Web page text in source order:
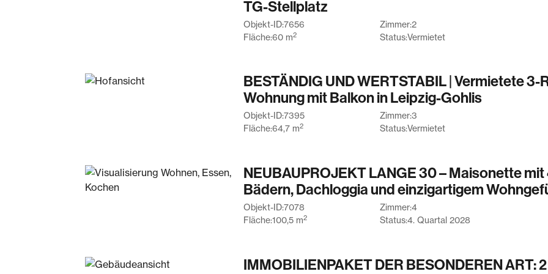
TG-Stellplatz
Objekt-ID:7656 Zimmer:2
Fläche:60 m2 Status:Vermietet
BESTÄNDIG UND WERTSTABIL | Vermietete 3-
Wohnung mit Balkon in Leipzig-Gohlis
Objekt-ID:7395 Zimmer:3
Fläche:64,7 m2 Status:Vermietet
NEUBAUPROJEKT LANGE 30 – Maisonette mit
Bädern, Dachloggia und einzigartigem
Objekt-ID:7078 Zimmer:4
Fläche:100,5 m2 Status:4. Quartal 2028
IMMOBILIENPAKET DER BESONDEREN ART: